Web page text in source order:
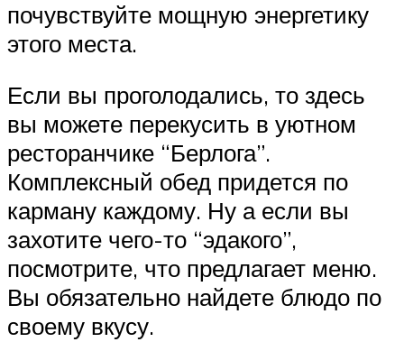
почувствуйте мощную энергетику
этого места.
Если вы проголодались, то здесь
вы можете перекусить в уютном
ресторанчике “Берлога”.
Комплексный обед придется по
карману каждому. Ну а если вы
захотите чего-то “эдакого”,
посмотрите, что предлагает меню.
Вы обязательно найдете блюдо по
своему вкусу.